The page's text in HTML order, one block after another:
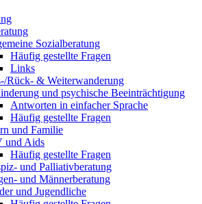
Sozialberatung
Häufig gestellte Fragen
Links
Rück- & Weiterwanderung
und psychische Beeinträchtigung
Antworten in einfacher Sprache
Häufig gestellte Fragen
und Familie
und Aids
Häufig gestellte Fragen
und Palliativberatung
und Männerberatung
und Jugendliche